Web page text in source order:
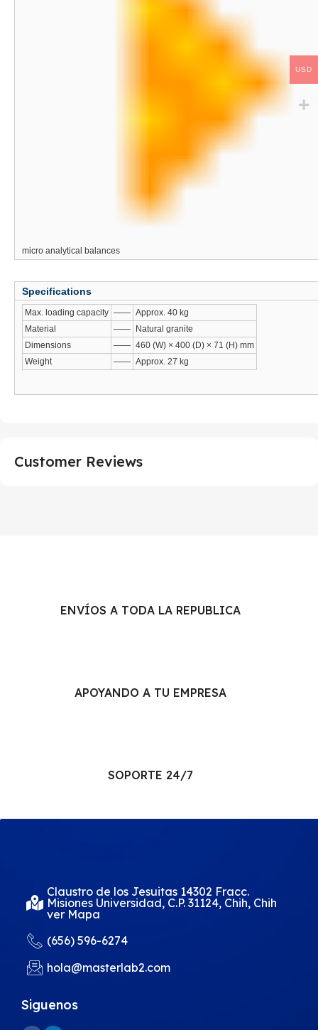
micro analytical balances
Specifications
Max. loading capacity —— Approx. 40 kg
Material
——
Natural granite
Dimensions
—— 460 (W) × 400 (D) × 71 (H) mm
Weight
—— Approx. 27 kg
Customer Reviews
ENVÍOS A TODA LA REPUBLICA
APOYANDO A TU EMPRESA
SOPORTE 24/7
Claustro de los Jesuitas 14302 Fracc.
Misiones Universidad, C.P. 31124, Chih, Chih
ver Mapa
(656) 596-6274
hola@masterlab2.com
Siguenos
USD